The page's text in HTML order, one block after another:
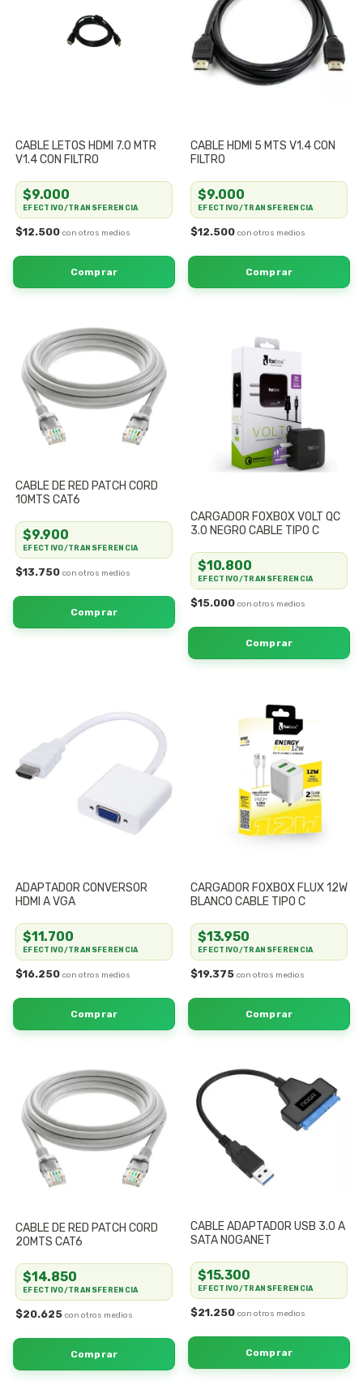
CABLE LETOS HDMI 7.0 MTR
V1.4 CON FILTRO
$12.500
$9.000
EFECTIVO/TRANSFERENCIA
CABLE HDMI 5 MTS V1.4 CON
FILTRO
$12.500
$9.000
EFECTIVO/TRANSFERENCIA
CABLE DE RED PATCH CORD
10MTS CAT6
$13.750
$9.900
EFECTIVO/TRANSFERENCIA
CARGADOR FOXBOX VOLT QC
3.0 NEGRO CABLE TIPO C
$15.000
$10.800
EFECTIVO/TRANSFERENCIA
ADAPTADOR CONVERSOR
HDMI A VGA
$16.250
$11.700
EFECTIVO/TRANSFERENCIA
CARGADOR FOXBOX FLUX 12W
BLANCO CABLE TIPO C
$19.375
$13.950
EFECTIVO/TRANSFERENCIA
CABLE DE RED PATCH CORD
20MTS CAT6
$20.625
$14.850
EFECTIVO/TRANSFERENCIA
CABLE ADAPTADOR USB 3.0 A
SATA NOGANET
$21.250
$15.300
EFECTIVO/TRANSFERENCIA